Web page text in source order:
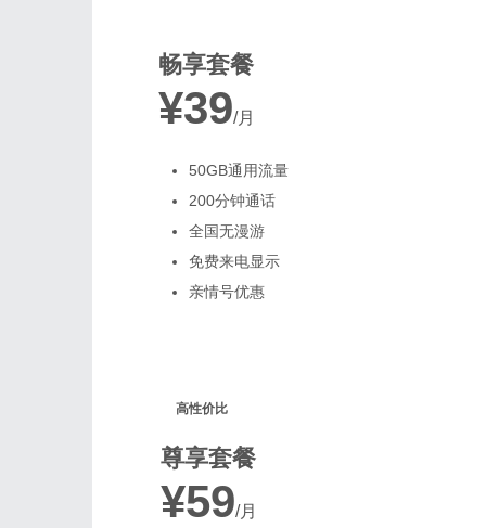
畅享套餐
¥39/月
50GB通用流量
200分钟通话
全国无漫游
免费来电显示
亲情号优惠
高性价比
尊享套餐
¥59/月